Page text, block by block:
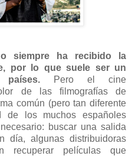
siempre ha recibido la
por lo que suele ser un
Pero el cine
de las filmografías de
común (pero tan diferente
de los muchos españoles
buscar una salida
día, algunas distribuidoras
recuperar películas que